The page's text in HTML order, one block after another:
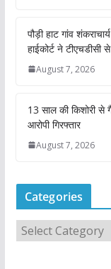
पौड़ी हाट गांव
हाईकोर्ट ने टीएचडीसी
August 7, 2026
13 साल की किशोरी से
आरोपी गिरफ्तार
August 7, 2026
Categories
a